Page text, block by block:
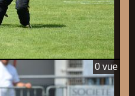
0 vue